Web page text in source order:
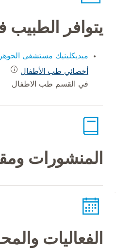
يتوافر الطبيب
ميديكلينيك مستشفى
أخصائي طب الأطفال
في القسم طب الاطفال
المنشورات
الفعاليات